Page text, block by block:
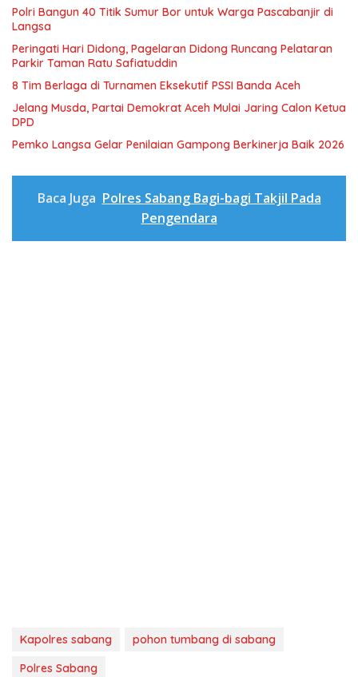
Polri Bangun 40 Titik Sumur Bor untuk Warga Pascabanjir di
Langsa
Peringati Hari Didong, Pagelaran Didong Runcang Pelataran
Parkir Taman Ratu Safiatuddin
8 Tim Berlaga di Turnamen Eksekutif PSSI Banda Aceh
Jelang Musda, Partai Demokrat Aceh Mulai Jaring Calon Ketua
DPD
Pemko Langsa Gelar Penilaian Gampong Berkinerja Baik 2026
Baca Juga Polres Sabang Bagi-bagi Takjil Pada
Pengendara
Kapolres sabang
pohon tumbang di sabang
Polres Sabang